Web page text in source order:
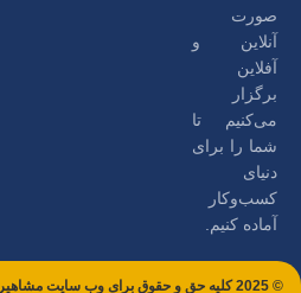
صورت
آنلاین و
آفلاین
برگزار
می‌کنیم تا
شما را برای
دنیای
کسب‌وکار
آماده کنیم.
© 2025 کلیه حق و حقوق برای وب سایت مشاهیر